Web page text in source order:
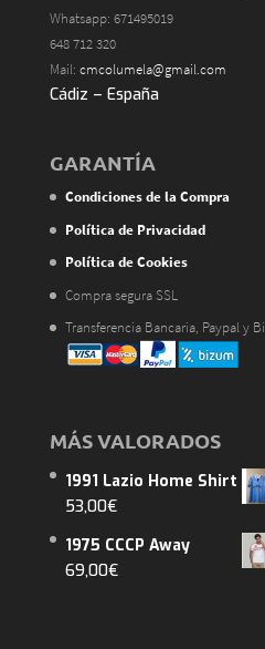
Whatsapp: 671495019
648 712 320
Mail: cmcolumela@gmail.com
Cádiz – España
GARANTÍA
Condiciones de la Compra
Política de Privacidad
Política de Cookies
Compra segura SSL
Transferencia Bancaria, Paypal y
MÁS VALORADOS
1991 Lazio Home Shirt
53,00€
1975 CCCP Away
69,00€